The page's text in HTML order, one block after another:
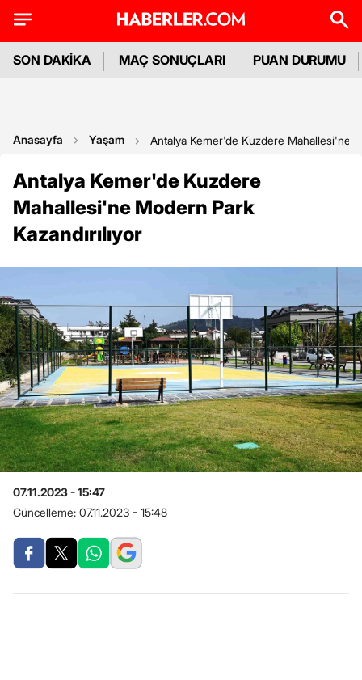
SON DAKİKA MAÇ SONUÇLARI PUAN DURUMU
Anasayfa Yaşam Antalya Kemer'de Kuzdere Mahallesi'ne
Antalya Kemer'de Kuzdere
Mahallesi'ne Modern Park
Kazandırılıyor
07.11.2023 - 15:47
Güncelleme: 07.11.2023 - 15:48